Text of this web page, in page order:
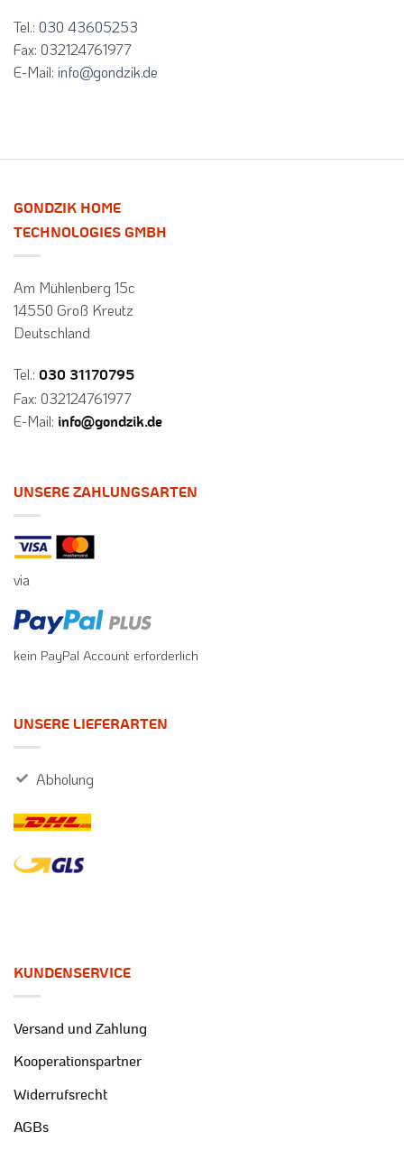
die
üblichen
Kältemittel?
Tel.: 030 43605253
Fax: 032124761977
E-Mail: info@gondzik.de
GONDZIK HOME
TECHNOLOGIES GMBH
Am Mühlenberg 15c
14550 Groß Kreutz
Deutschland
Tel.: 030 31170795
Fax: 032124761977
E-Mail: info@gondzik.de
UNSERE ZAHLUNGSARTEN
via
kein PayPal Account erforderlich
UNSERE LIEFERARTEN
Abholung
KUNDENSERVICE
Versand und Zahlung
Kooperationspartner
Widerrufsrecht
AGBs